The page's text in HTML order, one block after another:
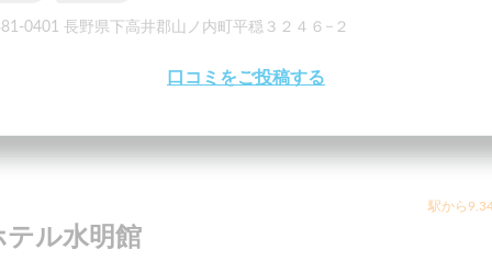
0401 長野県下高井郡山ノ内町平穏３２４６−２
口コミをご投稿する
駅から
テル水明館